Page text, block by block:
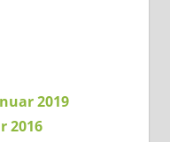
2019
2016